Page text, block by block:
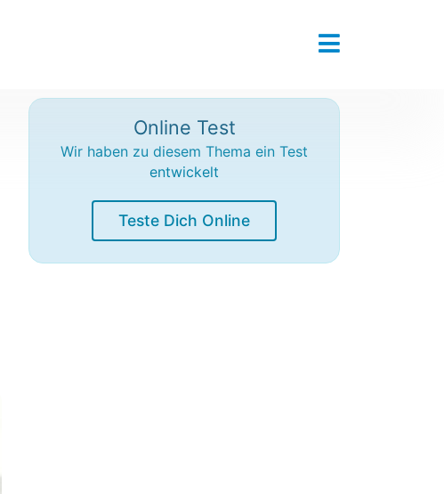
Online Test
Wir haben zu diesem Thema ein Test
entwickelt
Teste Dich Online